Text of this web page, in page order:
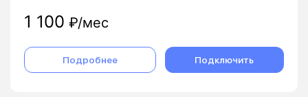
1 100 ₽/мес
Подробнее Подключить